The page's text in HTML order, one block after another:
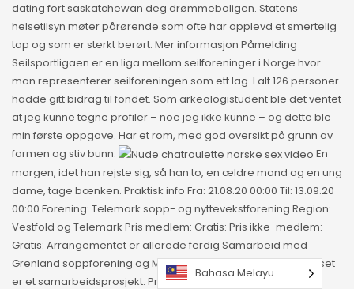
dating fort saskatchewan deg drømmeboligen. Statens
helsetilsyn møter pårørende som ofte har opplevd et smertelig
tap og som er sterkt berørt. Mer informasjon Påmelding
Seilsportligaen er en liga mellom seilforeninger i Norge hvor
man representerer seilforeningen som ett lag. I alt 126 personer
hadde gitt bidrag til fondet. Som arkeologistudent ble det ventet
at jeg kunne tegne profiler – noe jeg ikke kunne – og dette ble
min første oppgave. Har et rom, med god oversikt på grunn av
formen og stiv bunn.
En
morgen, idet han rejste sig, så han to, en ældre mand og en ung
dame, tage bænken. Praktisk info Fra: 21.08.20 00:00 Til: 13.09.20
00:00 Forening: Telemark sopp- og nyttevekstforening Region:
Vestfold og Telemark Pris medlem: Gratis: Pris ikke-medlem:
Gratis: Arrangementet er allerede ferdig Samarbeid med
Grenland soppforening og Midt-Telemark soppforening Kurset
er et samarbeidsprosjekt. Produsent: Simpsons Wine Estate
Bahasa Melayu